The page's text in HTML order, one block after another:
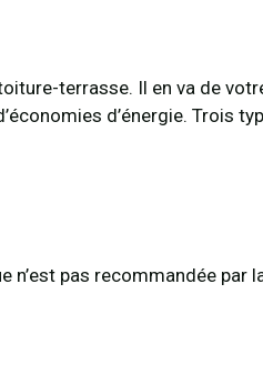
terrasse. Il en va de
d’énergie. Trois
n’est pas recommandée par